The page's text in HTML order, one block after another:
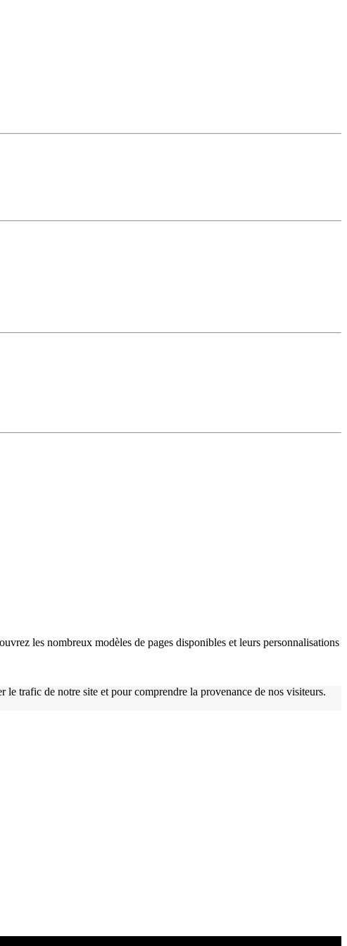
les nombreux modèles de pages disponibles et leurs personnalisations
trafic de notre site et pour comprendre la provenance de nos visiteurs.